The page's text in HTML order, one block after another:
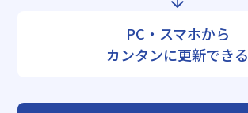
PC・スマホから
カンタンに更新できる